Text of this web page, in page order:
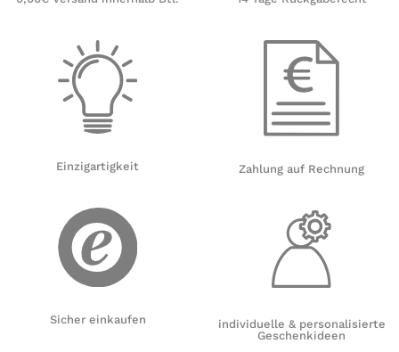
Einzigartigkeit
Sicher einkaufen
Zahlung auf Rechnung
individuelle & personalisierte
Geschenkideen